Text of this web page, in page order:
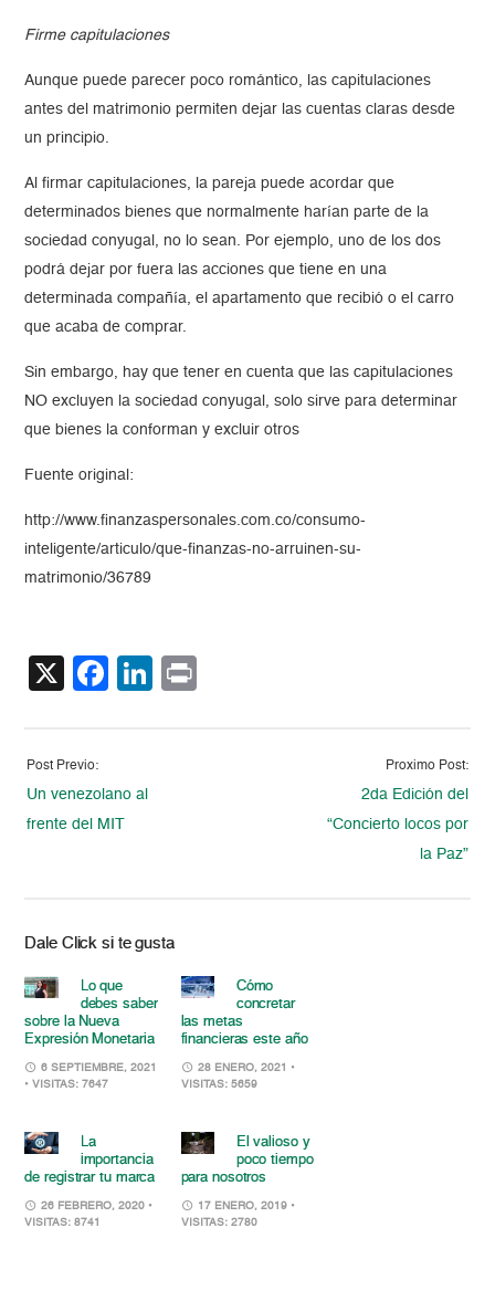
Firme capitulaciones
Aunque puede parecer poco romántico, las capitulaciones
antes del matrimonio permiten dejar las cuentas claras desde
un principio.
Al firmar capitulaciones, la pareja puede acordar que
determinados bienes que normalmente harían parte de la
sociedad conyugal, no lo sean. Por ejemplo, uno de los dos
podrá dejar por fuera las acciones que tiene en una
determinada compañía, el apartamento que recibió o el carro
que acaba de comprar.
Sin embargo, hay que tener en cuenta que las capitulaciones
NO excluyen la sociedad conyugal, solo sirve para determinar
que bienes la conforman y excluir otros
Fuente original:
http://www.finanzaspersonales.com.co/consumo-
inteligente/articulo/que-finanzas-no-arruinen-su-
matrimonio/36789
X Facebook
LinkedIn
Post Previo:
Un venezolano al
frente del MIT
Proximo Post:
2da Edición del
“Concierto locos por
la Paz”
Dale Click si te gusta
Lo que
debes saber
sobre la Nueva
Expresión Monetaria
6 SEPTIEMBRE, 2021
• VISITAS: 7647
Cómo
concretar
las metas
financieras este año
28 ENERO, 2021
•
VISITAS: 5659
La
importancia
de registrar tu marca
26 FEBRERO, 2020 •
VISITAS: 8741
El valioso y
poco tiempo
para nosotros
17 ENERO, 2019 •
VISITAS: 2780